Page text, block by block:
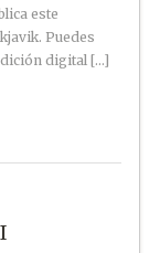
este
Puedes
digital […]